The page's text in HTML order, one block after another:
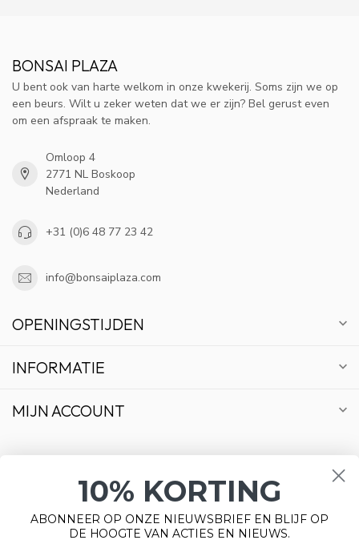
BONSAI PLAZA
U bent ook van harte welkom in onze kwekerij. Soms zijn we op
een beurs. Wilt u zeker weten dat we er zijn? Bel gerust even
om een afspraak te maken.
Omloop 4
2771 NL Boskoop
Nederland
+31 (0)6 48 77 23 42
info@bonsaiplaza.com
OPENINGSTIJDEN
INFORMATIE
MIJN ACCOUNT
10% KORTING
ABONNEER OP ONZE NIEUWSBRIEF EN BLIJF OP
DE HOOGTE VAN ACTIES EN NIEUWS.